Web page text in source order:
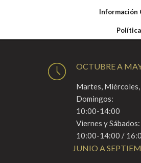
Información
OCTUBRE A
Martes, Miércoles,
Domingos:
10:00-14:00
Viernes y Sábados:
10:00-14:00 /
JUNIO A